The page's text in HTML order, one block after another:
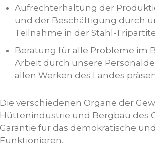
Aufrechterhaltung der
und der Beschäftigung durch
Teilnahme in der Stahl-Tripartite
Beratung für alle Probleme im
Arbeit durch unsere
allen Werken des Landes
Die verschiedenen Organe der
Hüttenindustrie und Bergbau des
Garantie für das demokratische
Funktionieren.